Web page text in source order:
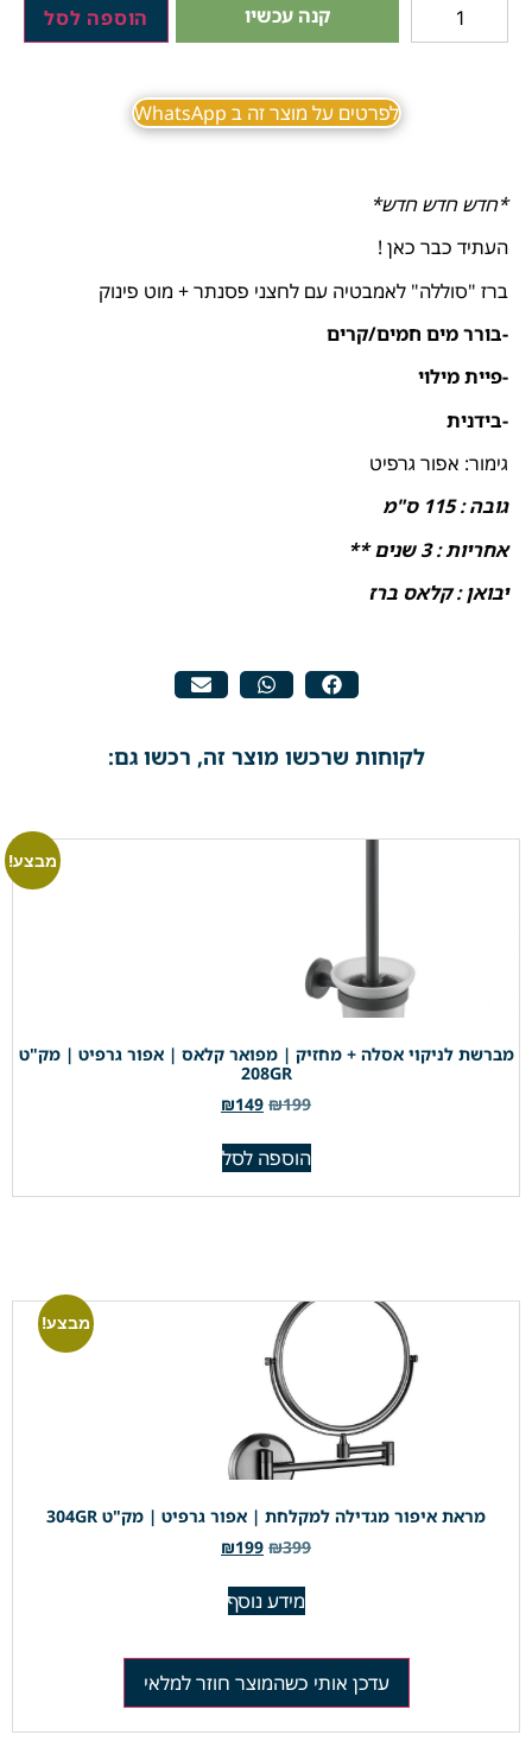
קנה עכשיו הוספה לסל
לפרטים על מוצר זה ב WhatsApp
*חדש חדש חדש*
העתיד כבר כאן !
ברז "סוללה" לאמבטיה עם לחצני פסנתר + מוט פינוק
-בורר מים חמים/קרים
-פיית מילוי
-בידנית
גימור: אפור גרפיט
גובה : 115 ס"מ
אחריות : 3 שנים **
יבואן : קלאס ברז
לקוחות שרכשו מוצר זה, רכשו גם:
מבצע!
מברשת לניקוי אסלה + מחזיק | מפואר קלאס | אפור גרפיט | מק"ט
208GR
₪199
₪149
הוספה לסל
מבצע!
מראת איפור מגדילה למקלחת | אפור גרפיט | מק"ט 304GR
₪399
₪199
מידע נוסף
עדכן אותי כשהמוצר חוזר למלאי